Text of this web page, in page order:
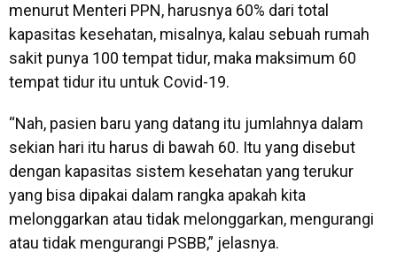
menurut Menteri PPN, harusnya 60% dari total
kapasitas kesehatan, misalnya, kalau sebuah rumah
sakit punya 100 tempat tidur, maka maksimum 60
tempat tidur itu untuk Covid-19.
“Nah, pasien baru yang datang itu jumlahnya dalam
sekian hari itu harus di bawah 60. Itu yang disebut
dengan kapasitas sistem kesehatan yang terukur
yang bisa dipakai dalam rangka apakah kita
melonggarkan atau tidak melonggarkan, mengurangi
atau tidak mengurangi PSBB,” jelasnya.